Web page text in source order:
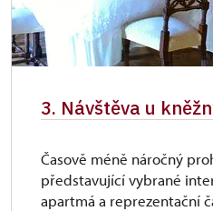
3. Návštěva u
Časově méně náročný
představující vybrané
apartmá a reprezentační